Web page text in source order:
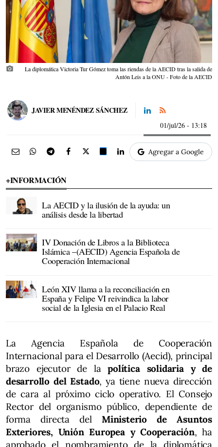
photo_camera
La diplomática Victoria Tur Gómez toma las riendas de la AECID tras la salida de
Antón Leis a la ONU - Foto de la AECID
JAVIER MENÉNDEZ SÁNCHEZ
01/jul/26 - 13:18
Agregar a Google
+INFORMACIÓN
La AECID y la ilusión de la ayuda: un
análisis desde la libertad
IV Donación de Libros a la Biblioteca
Islámica –(AECID) Agencia Española de
Cooperación Internacional
León XIV llama a la reconciliación en
España y Felipe VI reivindica la labor
social de la Iglesia en el Palacio Real
La Agencia Española de Cooperación
Internacional para el Desarrollo (Aecid), principal
brazo ejecutor de lapolítica solidaria y de
desarrollo del Estado, ya tiene nueva dirección
de cara al próximo ciclo operativo. El Consejo
Rector del organismo público, dependiente de
forma directa delMinisterio de Asuntos
Exteriores, Unión Europea y Cooperación, ha